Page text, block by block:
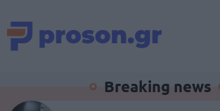
Breaking news